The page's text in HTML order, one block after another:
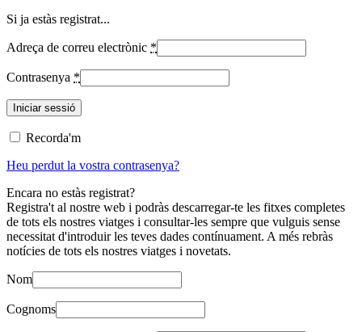
Si ja estàs registrat...
Adreça de correu electrònic *
Contrasenya *
Recorda'm
Heu perdut la vostra contrasenya?
Encara no estàs registrat?
Registra't al nostre web i podràs descarregar-te les fitxes completes
de tots els nostres viatges i consultar-les sempre que vulguis sense
necessitat d'introduir les teves dades contínuament. A més rebràs
notícies de tots els nostres viatges i novetats.
Nom
Cognoms